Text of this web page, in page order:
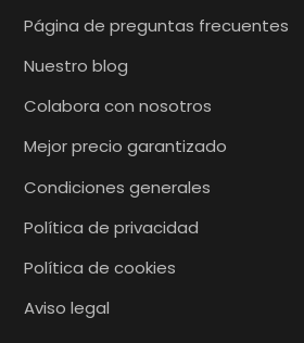
Página de preguntas frecuentes
Nuestro blog
Colabora con nosotros
Mejor precio garantizado
Condiciones generales
Política de privacidad
Política de cookies
Aviso legal